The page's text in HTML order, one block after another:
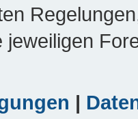
jeweiligen
|